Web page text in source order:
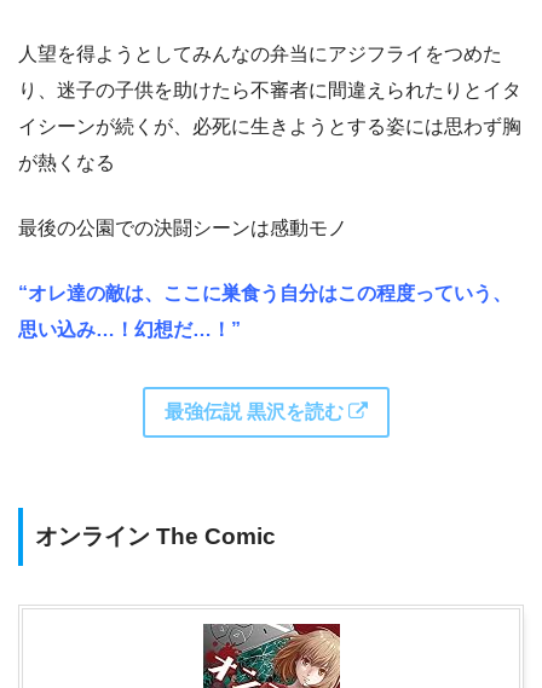
人望を得ようとしてみんなの弁当にアジフライをつめた
り、迷子の子供を助けたら不審者に間違えられたりとイタ
イシーンが続くが、必死に生きようとする姿には思わず胸
が熱くなる
最後の公園での決闘シーンは感動モノ
“オレ達の敵は、ここに巣食う自分はこの程度っていう、
思い込み…！幻想だ…！”
最強伝説 黒沢を読む
オンライン The Comic